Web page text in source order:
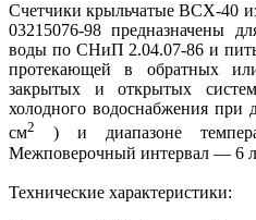
Счетчики крыльчатые ВСХ-40
03215076-98 предназначены
воды по СНиП 2.04.07-86 и
протекающей в обратных
закрытых и открытых
холодного водоснабжения
см2
) и диапазоне
Межповерочный интервал — 6
Технические характеристики: